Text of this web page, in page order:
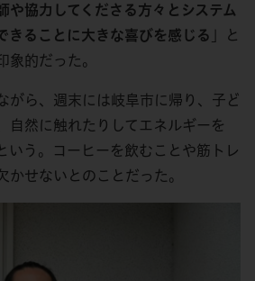
や協力してくださる方々とシステム
きることに大きな喜びを感じる
」と
象的だった。
がら、週末には岐阜市に帰り、子ど
自然に触れたりしてエネルギーを
いう。コーヒーを飲むことや筋トレ
かせないとのことだった。